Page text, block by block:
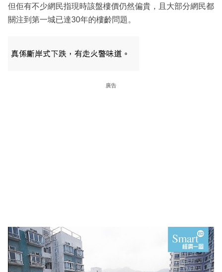
但佢有不少網民指現時該盤樓價仍然偏貴，且大部分網民都
關注到第一城已達30年的樓齡問題。
廣告